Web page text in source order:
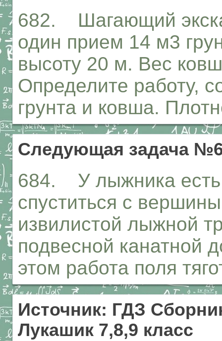
682. Шагающий
один прием 14 м3
высоту 20 м. Вес
Определите работу,
грунта и ковша.
Следующая задача
684. У лыжника есть
спуститься с
извилистой лыжной
подвесной канатной
этом работа поля
Источник: ГДЗ
Лукашик 7,8,9 класс